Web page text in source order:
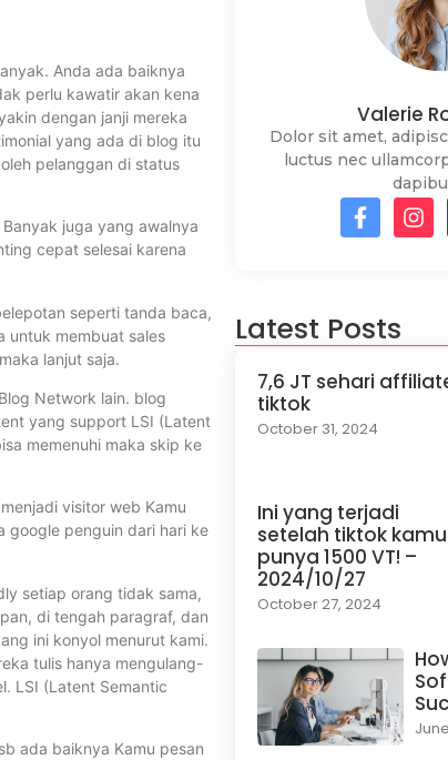
Anda ada baiknya
perlu kawatir akan kena
dengan janji mereka
yang ada di blog itu
pelanggan di status
juga yang awalnya
cepat selesai karena
seperti tanda baca,
untuk membuat sales
lanjut saja.
Network lain. blog
yang support LSI (Latent
memenuhi maka skip ke
visitor web Kamu
google penguin dari hari ke
setiap orang tidak sama,
di tengah paragraf, dan
ini konyol menurut kami.
tulis hanya mengulang-
LSI (Latent Semantic
ada baiknya Kamu pesan
Valerie
Dolor sit amet,
luctus nec
Latest Posts
7,6 JT sehari
tiktok
October 31, 2024
Ini yang terjadi
setelah tiktok kamu
punya 1500 VT! –
2024/10/27
October 27, 2024